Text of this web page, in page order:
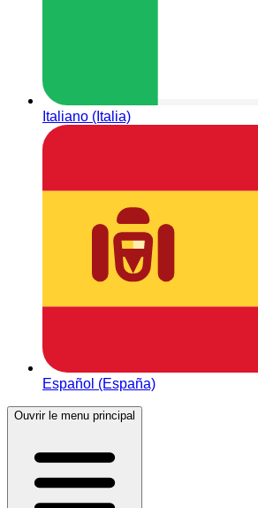
Italiano (Italia)
Español (España)
Ouvrir le menu principal